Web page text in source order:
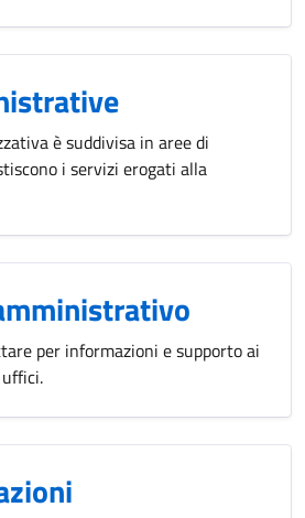
è suddivisa in aree di
i servizi erogati alla
per informazioni e supporto ai